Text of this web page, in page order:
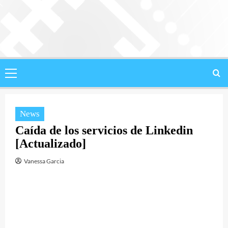
principal
News
Caída de los servicios de Linkedin
[Actualizado]
Vanessa Garcia